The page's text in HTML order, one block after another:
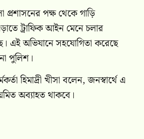
পক্ষ থেকে গাড়ি
ট্রাফিক আইন মেনে চলার
এই অভিযানে সহযোগিতা করেছে
পুলিশ।
হিমাদ্রী খীসা বলেন, জনস্বার্থে এ
অব্যাহত থাকবে।